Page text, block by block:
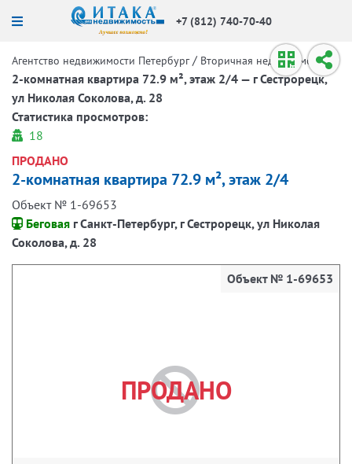
+7 (812) 740-70-40
Агентство недвижимости Петербург / Вторичная недвижимость /
2-комнатная квартира 72.9 м², этаж 2/4 — г Сестрорецк,
ул Николая Соколова, д. 28
Статистика просмотров:
18
ПРОДАНО
2-комнатная квартира 72.9 м², этаж 2/4
Объект № 1-69653
Беговая г Санкт-Петербург, г Сестрорецк, ул Николая
Соколова, д. 28
ПРОДАНО
Объект № 1-69653